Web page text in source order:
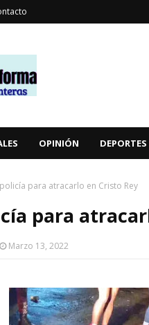
OPINIÓN DEPORTES
para atracarlo en Cristo Rey
para
Marzo 13, 2022